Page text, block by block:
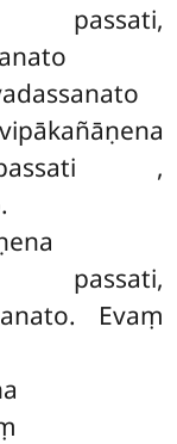
passati,
passati ,
passati,
Evaṃ